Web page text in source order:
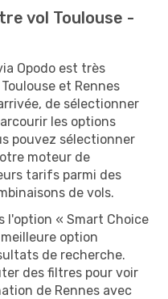
vol Toulouse -
Opodo est très
et Rennes
de sélectionner
les options
pouvez sélectionner
moteur de
tarifs parmi des
de vols.
l'option « Smart Choice
option
de recherche.
des filtres pour voir
de Rennes avec